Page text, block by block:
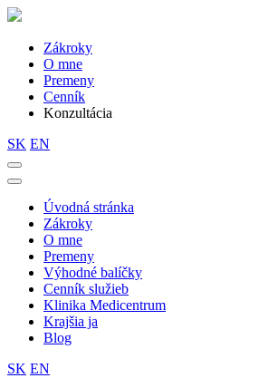
Zákroky
O mne
Premeny
Cenník
Konzultácia
SK EN
Úvodná stránka
Zákroky
O mne
Premeny
Výhodné balíčky
Cenník služieb
Klinika Medicentrum
Krajšia ja
Blog
SK EN